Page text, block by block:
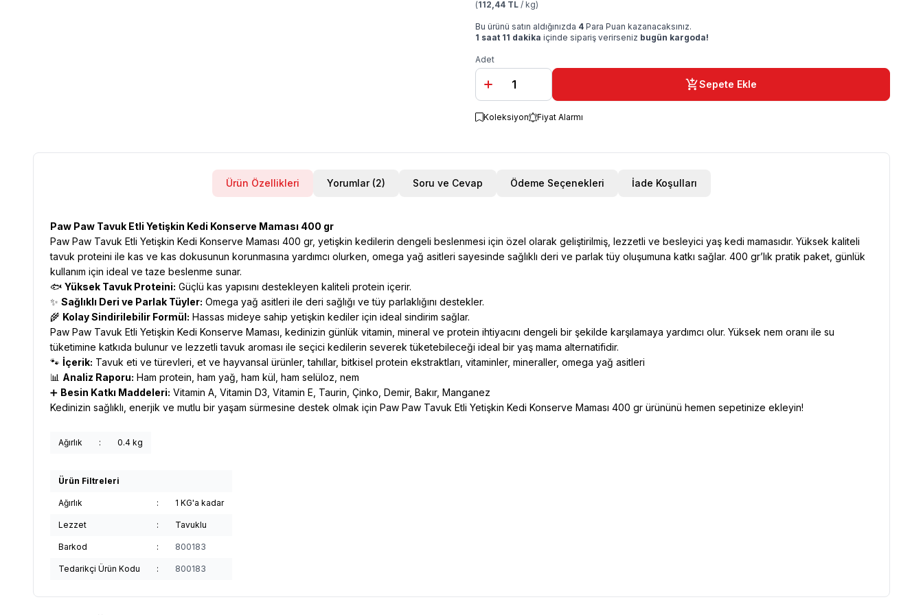
(112,44 TL / kg)
Bu ürünü satın aldığınızda 4 Para Puan kazanacaksınız.
1 saat 11 dakika içinde sipariş verirseniz bugün kargoda!
Adet
Sepete Ekle
Koleksiyon Fiyat Alarmı
Ürün Özellikleri Yorumlar (2) Soru ve Cevap Ödeme Seçenekleri İade Koşulları
Paw Paw Tavuk Etli Yetişkin Kedi Konserve Maması 400 gr
Paw Paw Tavuk Etli Yetişkin Kedi Konserve Maması 400 gr, yetişkin kedilerin dengeli beslenmesi için özel olarak geliştirilmiş, lezzetli ve besleyici yaş kedi mamasıdır. Yüksek kaliteli
tavuk proteini ile kas ve kas dokusunun korunmasına yardımcı olurken, omega yağ asitleri sayesinde sağlıklı deri ve parlak tüy oluşumuna katkı sağlar. 400 gr’lık pratik paket, günlük
kullanım için ideal ve taze beslenme sunar.
🐟 Yüksek Tavuk Proteini: Güçlü kas yapısını destekleyen kaliteli protein içerir.
✨ Sağlıklı Deri ve Parlak Tüyler: Omega yağ asitleri ile deri sağlığı ve tüy parlaklığını destekler.
🌾 Kolay Sindirilebilir Formül: Hassas mideye sahip yetişkin kediler için ideal sindirim sağlar.
Paw Paw Tavuk Etli Yetişkin Kedi Konserve Maması, kedinizin günlük vitamin, mineral ve protein ihtiyacını dengeli bir şekilde karşılamaya yardımcı olur. Yüksek nem oranı ile su
tüketimine katkıda bulunur ve lezzetli tavuk aroması ile seçici kedilerin severek tüketebileceği ideal bir yaş mama alternatifidir.
🐾 İçerik: Tavuk eti ve türevleri, et ve hayvansal ürünler, tahıllar, bitkisel protein ekstraktları, vitaminler, mineraller, omega yağ asitleri
📊 Analiz Raporu: Ham protein, ham yağ, ham kül, ham selüloz, nem
➕ Besin Katkı Maddeleri: Vitamin A, Vitamin D3, Vitamin E, Taurin, Çinko, Demir, Bakır, Manganez
Kedinizin sağlıklı, enerjik ve mutlu bir yaşam sürmesine destek olmak için Paw Paw Tavuk Etli Yetişkin Kedi Konserve Maması 400 gr ürününü hemen sepetinize ekleyin!
Ağırlık : 0.4 kg
Ürün Filtreleri
Ağırlık : 1 KG'a kadar
Lezzet : Tavuklu
Barkod : 800183
Tedarikçi Ürün Kodu : 800183